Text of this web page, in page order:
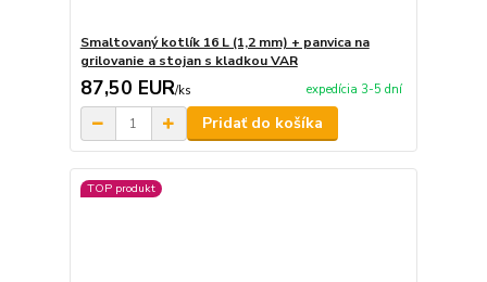
Smaltovaný kotlík 16 L (1,2 mm) + panvica na
grilovanie a stojan s kladkou VAR
87,50 EUR/ks expedícia 3-5 dní
Pridať do košíka
TOP produkt